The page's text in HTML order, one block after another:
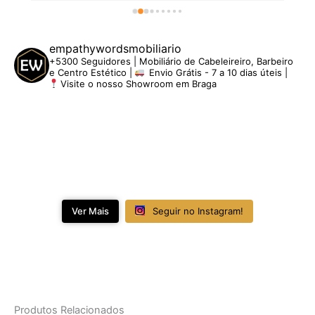
empathywordsmobiliario
+5300 Seguidores | Mobiliário de Cabeleireiro, Barbeiro
e Centro Estético |
Envio Grátis - 7 a 10 dias úteis |
Visite o nosso Showroom em Braga
Ver Mais Seguir no Instagram!
Produtos Relacionados